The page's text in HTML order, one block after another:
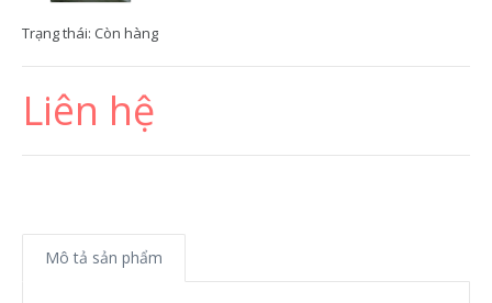
Trạng thái: Còn hàng
Liên hệ
Mô tả sản phẩm